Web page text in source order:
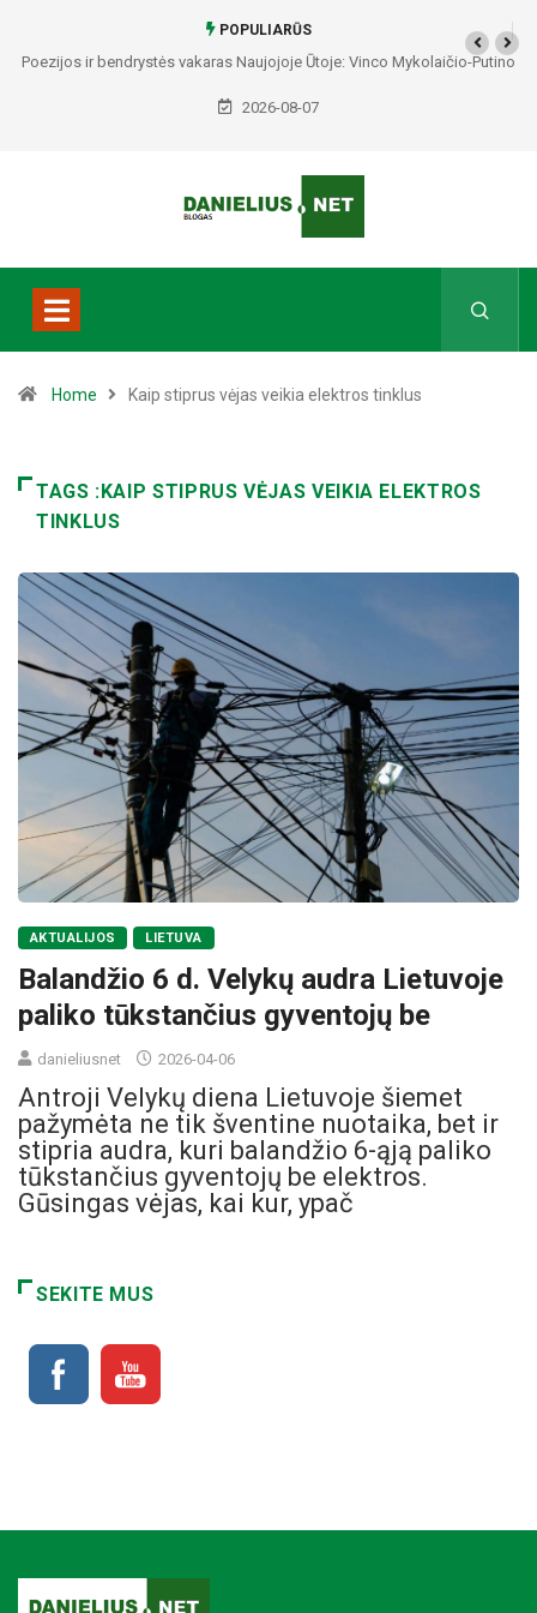
POPULIARŪS
Poezijos ir bendrystės vakaras Naujojoje Ūtoje: Vinco Mykolaičio-Putino
tėviškėje skambės eilės, dainos ir arbatos puodelių šiluma
2026-08-07
Home Kaip stiprus vėjas veikia elektros tinklus
TAGS :KAIP STIPRUS VĖJAS VEIKIA ELEKTROS
TINKLUS
AKTUALIJOS LIETUVA
Balandžio 6 d. Velykų audra Lietuvoje
paliko tūkstančius gyventojų be
danieliusnet 2026-04-06
Antroji Velykų diena Lietuvoje šiemet
pažymėta ne tik šventine nuotaika, bet ir
stipria audra, kuri balandžio 6-ąją paliko
tūkstančius gyventojų be elektros.
Gūsingas vėjas, kai kur, ypač
SEKITE MUS